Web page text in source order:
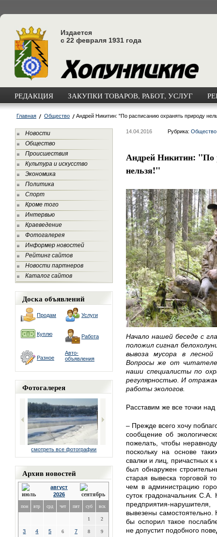
Издается
с 22 февраля 1931 года
РЕДАКЦИЯ ЗАКУПКИ ТОВАРОВ, РАБОТ, УСЛУГ
Главная Общество Андрей Никитин: "По расписанию охранять природу
Новости
Общество
Происшествия
Культура и искусство
Экономика
Политика
Спорт
Кроме того
Интервью
Краеведение
Фотогалерея
Информер новостей
Рейтинг сайтов
Новости партнеров
Каталог сайтов
Доска объявлений
Продам Услуги
Куплю Работа
Разное
Авто-
объявления
Фотогалерея
смотреть все фотографии
Архив новостей
август
2026
пон втр срд чет пят суб вск
1 2
3 4 5 6 7 8 9
14.04.2016 Рубрика: Общество
Андрей Никитин: "По
нельзя!"
Начало нашей беседе с
положил сигнал
вывоза мусора в
Вопросы же от
наши специалисты по
регулярностью. И
работы экологов.
Расставим же все точки
– Прежде всего хочу
сообщение об
пожелать, чтобы
поскольку на основе
свалки и лиц, причастных
был обнаружен
старая вывеска торговой
чем в администрацию
суток градоначальник
предприятия-
вывезены
бы оспорил такое
не допустит подобного